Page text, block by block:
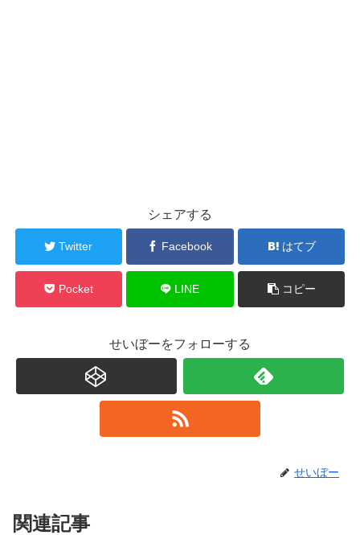
シェアする
Twitter Facebook はてブ
Pocket LINE コピー
せいぼーをフォローする
せいぼー
関連記事